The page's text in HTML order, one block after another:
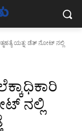
ಯತ್ನ: ಡೆತ್‌ ನೋಟ್‌ ನಲ್ಲಿ
ನಲ್ಲಿ